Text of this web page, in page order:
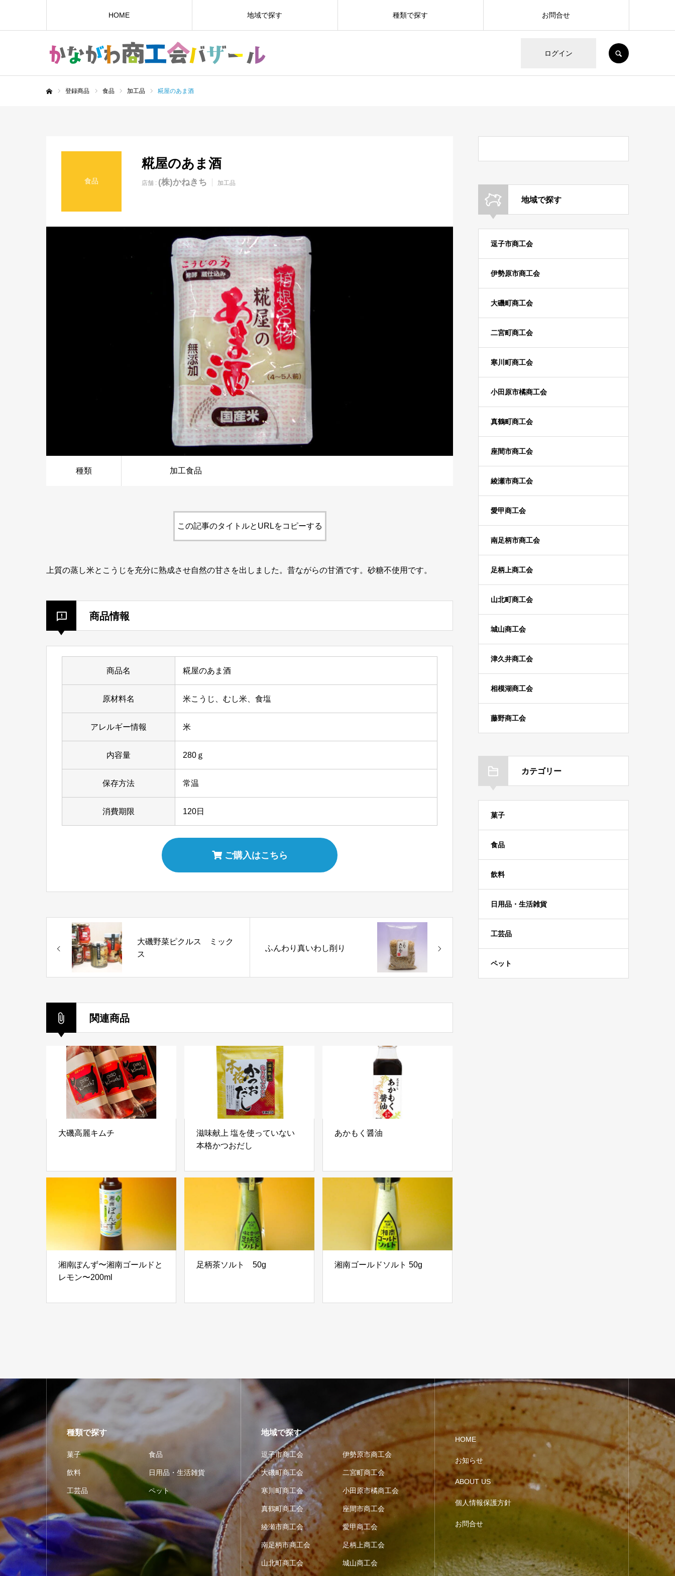
ログイン
HOME 地域で探す 種類で探す お問合せ
登録商品 食品 加工品 糀屋のあま酒
食品
糀屋のあま酒
店舗 : (株)かねきち 加工品
種類 加工食品
この記事のタイトルとURLをコピーする
上質の蒸し米とこうじを充分に熟成させ自然の甘さを出しました。昔ながらの甘酒です。砂糖不使用です。
商品情報
商品名 糀屋のあま酒
原材料名 米こうじ、むし米、食塩
アレルギー情報 米
内容量 280ｇ
保存方法 常温
消費期限 120日
ご購入はこちら
大磯野菜ピクルス ミック
ス
ふんわり真いわし削り
関連商品
大磯高麗キムチ
滋味献上 塩を使っていない
本格かつおだし
あかもく醤油
湘南ぽんず〜湘南ゴールドと
レモン〜200ml
足柄茶ソルト 50g 湘南ゴールドソルト 50g
地域で探す
逗子市商工会
伊勢原市商工会
大磯町商工会
二宮町商工会
寒川町商工会
小田原市橘商工会
真鶴町商工会
座間市商工会
綾瀬市商工会
愛甲商工会
南足柄市商工会
足柄上商工会
山北町商工会
城山商工会
津久井商工会
相模湖商工会
藤野商工会
カテゴリー
菓子
食品
飲料
日用品・生活雑貨
工芸品
ペット
種類で探す
菓子 食品
飲料 日用品・生活雑貨
工芸品 ペット
地域で探す
逗子市商工会 伊勢原市商工会
大磯町商工会 二宮町商工会
寒川町商工会 小田原市橘商工会
真鶴町商工会 座間市商工会
綾瀬市商工会 愛甲商工会
南足柄市商工会 足柄上商工会
山北町商工会 城山商工会
HOME
お知らせ
ABOUT US
個人情報保護方針
お問合せ